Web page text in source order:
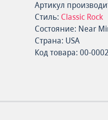
Артикул
Стиль: Classic Rock
Состояние: Near
Страна: USA
Код товара: 00-